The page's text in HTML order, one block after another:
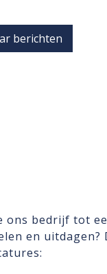
berichten
ons bedrijf tot
en uitdagen?